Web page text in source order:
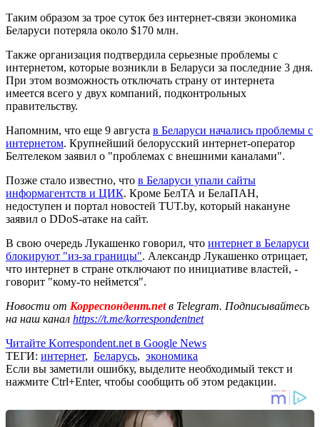
Таким образом за трое суток без интернет-связи экономика
Беларуси потеряла около $170 млн.
Также организация подтвердила серьезные проблемы с
интернетом, которые возникли в Беларуси за последние 3 дня.
При этом возможность отключать страну от интернета
имеется всего у двух компаний, подконтрольных
правительству.
Напомним, что еще 9 августа в Беларуси начались проблемы с
интернетом. Крупнейший белорусский интернет-оператор
Белтелеком заявил о "проблемах с внешними каналами".
Позже стало известно, что в Беларуси упали сайты
информагентств и ЦИК. Кроме БелТА и БелаПАН,
недоступен и портал новостей TUT.by, который накануне
заявил о DDoS-атаке на сайт.
В свою очередь Лукашенко говорил, что интернет в Беларуси
блокируют "из-за границы". Александр Лукашенко отрицает,
что интернет в стране отключают по инициативе властей, -
говорит "кому-то неймется".
Новости от Корреспондент.netв Telegram. Подписывайтесь
на наш канал https://t.me/korrespondentnet
Читайте Korrespondent.net в Google News
ТЕГИ: интернет, Беларусь, экономика
Если вы заметили ошибку, выделите необходимый текст и
нажмите Ctrl+Enter, чтобы сообщить об этом редакции.